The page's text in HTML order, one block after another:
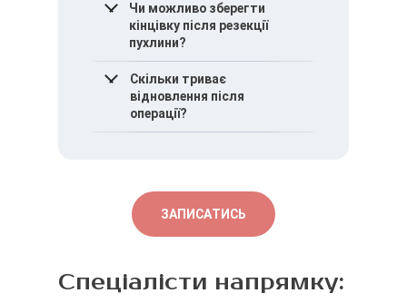
У більшості випадків
хірургічне лікування є
основним методом,
особливо при ризику
ускладнень.
Чи можливо зберегти
кінцівку після резекції
пухлини?
Так, у сучасній практиці
застосовуються
органозберігаючі методи з
реконструкцією.
Скільки триває
відновлення після
операції?
реконструкції.
ЗАПИСАТИСЬ
Спеціалісти напрямку: